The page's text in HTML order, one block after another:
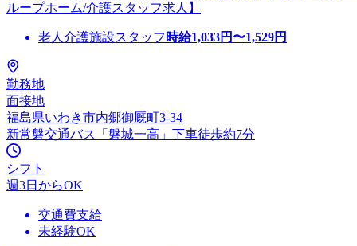
ループホーム/介護スタッフ求人】
老人介護施設スタッフ 時給1,033円〜1,529円
勤務地
面接地
福島県いわき市内郷御厩町3-34
新常磐交通バス「磐城一高」下車徒歩約7分
シフト
週3日からOK
交通費支給
未経験OK